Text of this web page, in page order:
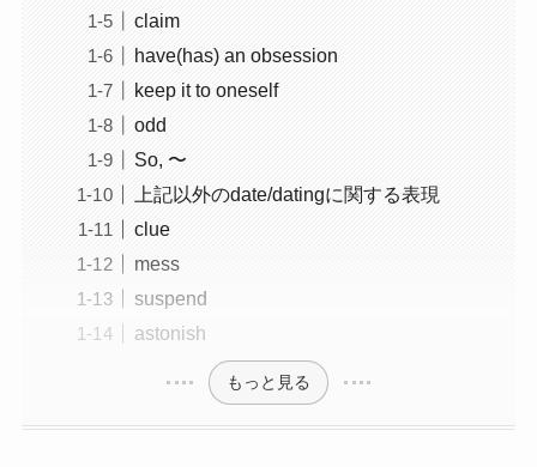
claim
have(has) an obsession
keep it to oneself
odd
So, 〜
上記以外のdate/datingに関する表現
clue
mess
suspend
astonish
もっと見る